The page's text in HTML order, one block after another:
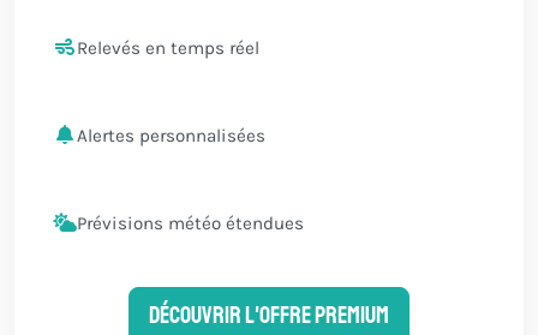
Relevés en temps réel
Alertes personnalisées
Prévisions météo étendues
Découvrir l'offre Premium